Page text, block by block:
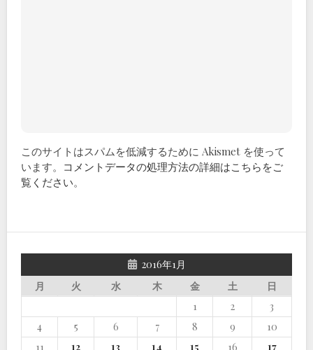
このサイトはスパムを低減するために Akismet を使って
います。 コメントデータの処理方法の詳細はこちらをご
覧ください。
2016年1月
月
火 水 木 金 土
日
1
2
3
4
5 6 7 8 9
10
11
12 13 14 15 16
17